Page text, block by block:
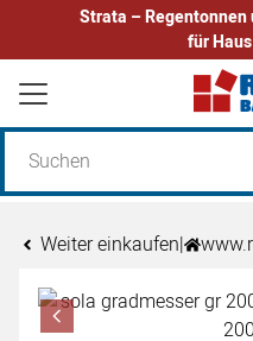
Strata –
für
Zum Hauptinhalt
Weiter einkaufen|
Produktgalerie
Zur Kaufbox springen